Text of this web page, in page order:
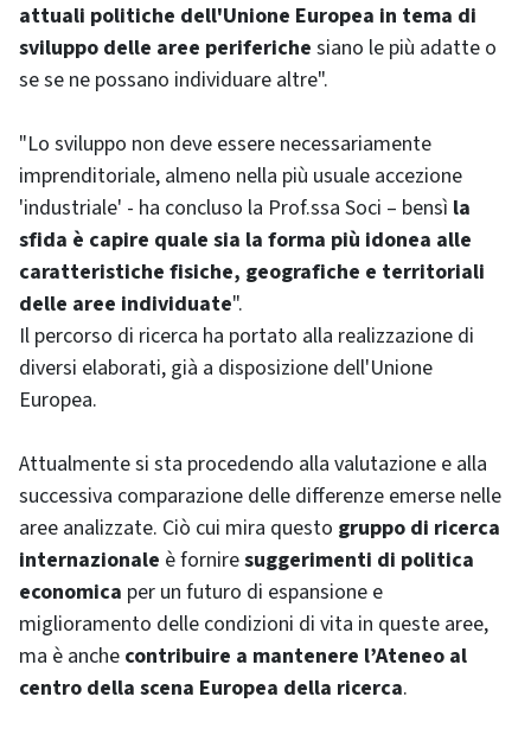
attuali politiche dell'Unione Europea in tema di
sviluppo delle aree periferiche siano le più adatte o
se se ne possano individuare altre".
"Lo sviluppo non deve essere necessariamente
imprenditoriale, almeno nella più usuale accezione
'industriale' - ha concluso la Prof.ssa Soci – bensì la
sfida è capire quale sia la forma più idonea alle
caratteristiche fisiche, geografiche e territoriali
delle aree individuate".
Il percorso di ricerca ha portato alla realizzazione di
diversi elaborati, già a disposizione dell'Unione
Europea.
Attualmente si sta procedendo alla valutazione e alla
successiva comparazione delle differenze emerse nelle
aree analizzate. Ciò cui mira questo gruppo di ricerca
internazionale è forniresuggerimenti di politica
economica per un futuro di espansione e
miglioramento delle condizioni di vita in queste aree,
ma è anche contribuire a mantenere l’Ateneo al
centro della scena Europea della ricerca.